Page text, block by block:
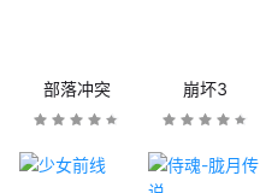
部落冲突 崩坏3